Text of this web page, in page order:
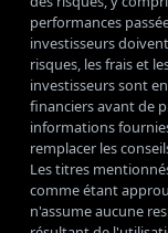
performances
investisseurs
risques, les frais et
investisseurs sont
financiers avant de
informations
remplacer les
Les titres
comme étant
n'assume aucune